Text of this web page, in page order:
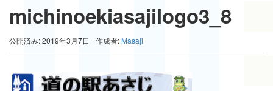
michinoekiasajilogo3_8
公開済み: 2019年3月7日 作成者: Masaji